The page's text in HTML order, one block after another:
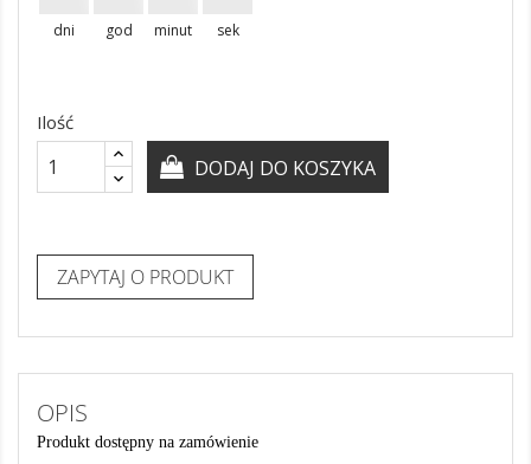
OPIS
Produkt dostępny na zamówienie
dni god minut sek
Ilość
DODAJ DO KOSZYKA
ZAPYTAJ O PRODUKT